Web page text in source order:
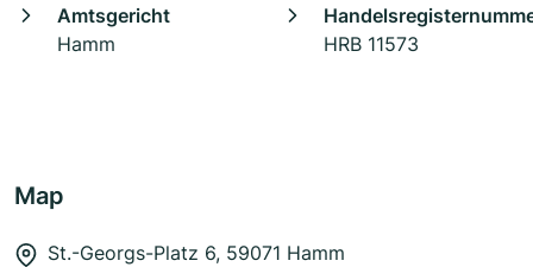
Amtsgericht
Hamm
HRB 11573
Map
St.-Georgs-Platz 6, 59071 Hamm